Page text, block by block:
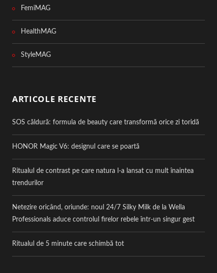
FemiMAG
HealthMAG
StyleMAG
ARTICOLE RECENTE
SOS căldură: formula de beauty care transformă orice zi toridă
HONOR Magic V6: designul care se poartă
Ritualul de contrast pe care natura l-a lansat cu mult înaintea
trendurilor
Netezire oricând, oriunde: noul 24/7 Silky Milk de la Wella
Professionals aduce controlul firelor rebele într-un singur gest
Ritualul de 5 minute care schimbă tot